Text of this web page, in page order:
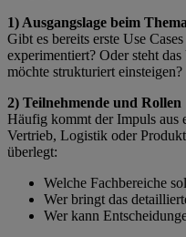
1) Ausgangslage beim
Gibt es bereits erste Use
experimentiert? Oder steht
möchte strukturiert einsteigen?
2) Teilnehmende und Rollen
Häufig kommt der Impuls aus
Vertrieb, Logistik oder
überlegt:
Welche Fachbereiche
Wer bringt das
Wer kann